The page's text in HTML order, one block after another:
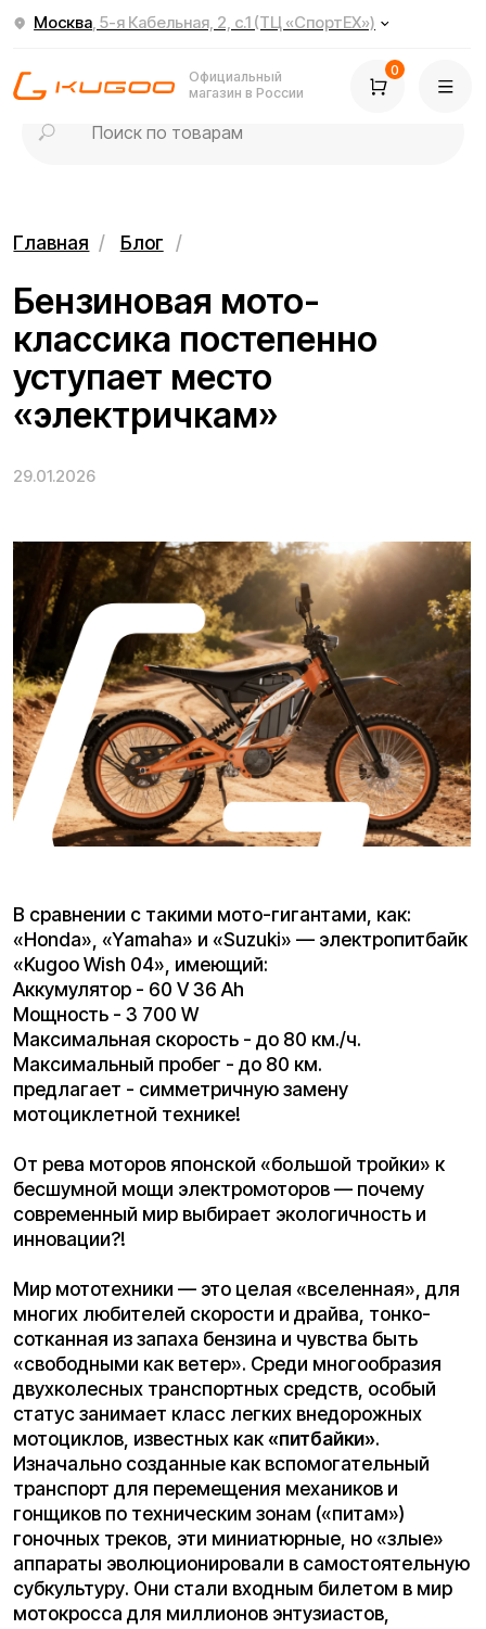
Москва, 5-я Кабельная, 2, с.1 (ТЦ «СпортЕХ»)
магазин в России
В сравнении с такими мото-гигантами, как:
«Honda», «Yamaha» и «Suzuki» — электропитбайк
«Kugoo Wish 04», имеющий:
Аккумулятор - 60 V 36 Аh
Мощность - 3 700 W
Максимальная скорость - до 80 км./ч.
От рева моторов японской «большой тройки» к
бесшумной мощи электромоторов — почему
современный мир выбирает экологичность и
инновации?!
Мир мототехники — это целая «вселенная», для
многих любителей скорости и драйва, тонко-
сотканная из запаха бензина и чувства быть
«свободными как ветер». Среди многообразия
двухколесных транспортных средств, особый
мотоциклов, известных как «питбайки».
Изначально созданные как вспомогательный
транспорт для перемещения механиков и
гонщиков по техническим зонам («питам»)
гоночных треков, эти миниатюрные, но «злые»
мотокросса для миллионов энтузиастов,
предлагая концентрированный адреналин в
компактном форм-факторе.
Десятилетиями эта ниша безраздельно
принадлежала двигателям внутреннего
сгорания. Рев выхлопа, необходимость
смешивать бензин с маслом (для двухтактных
версий) или следить за зазорами клапанов, запах
сгоревшего топлива, въедающийся в одежду —
все это считалось неотъемлемой частью
ритуала. Однако, как и любая технология, эра
классических ДВС в сегменте легкого эндуро
подходит к своему логическому
переосмыслению, уступая место
электротранспорту, который меняет сами
правила игры.
Бензиновая мото-
уступает место
«электричкам»
29.01.2026